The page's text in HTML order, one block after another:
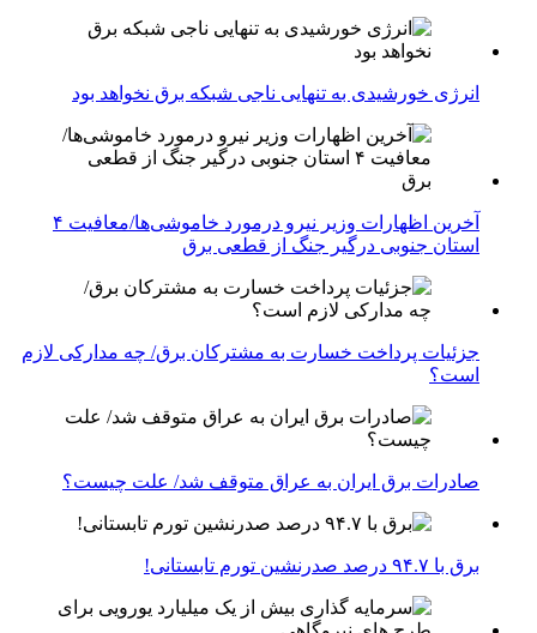
انرژی خورشیدی به تنهایی ناجی شبکه برق نخواهد بود
آخرین اظهارات وزیر نیرو درمورد خاموشی‌ها/معافیت ۴
استان جنوبی درگیر جنگ از قطعی برق
جزئیات پرداخت خسارت به مشترکان برق/ چه مدارکی لازم
است؟
صادرات برق ایران به عراق متوقف شد/ علت چیست؟
برق با ۹۴.۷ درصد صدرنشین تورم تابستانی!